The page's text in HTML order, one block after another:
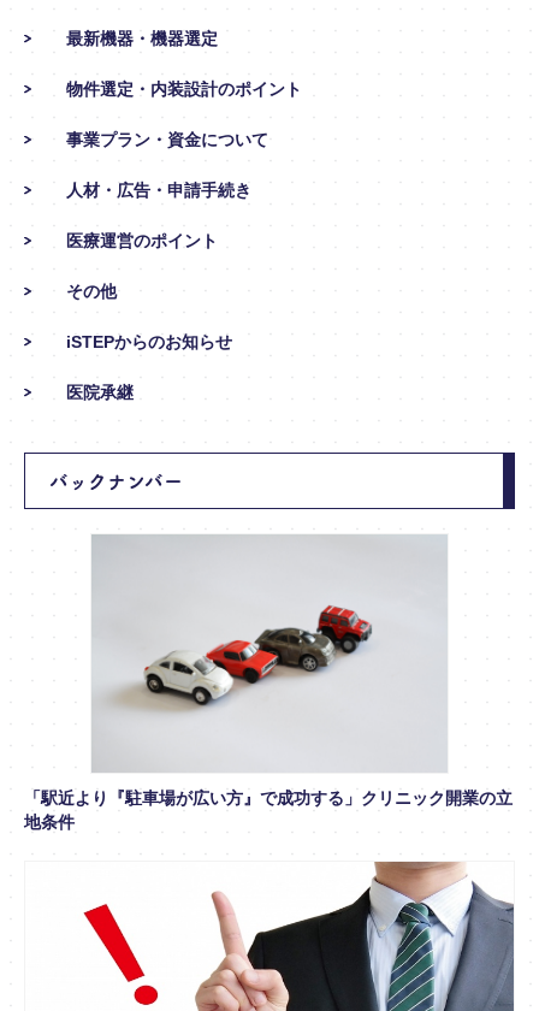
最新機器・機器選定
物件選定・内装設計のポイント
事業プラン・資金について
人材・広告・申請手続き
医療運営のポイント
その他
iSTEPからのお知らせ
医院承継
バックナンバー
「駅近より『駐車場が広い方』で成功する」クリニック開業の立
地条件